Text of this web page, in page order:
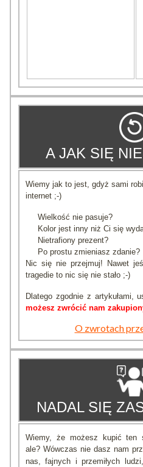
A JAK SIĘ
Wiemy jak to jest, gdyż sami
internet ;-)
Wielkość nie pasuje?
Kolor jest inny niż Ci się
Nietrafiony prezent?
Po prostu zmieniasz zdanie?
Nic się nie przejmuj! Nawet
tragedie to nic się nie stało ;-)
Dlatego zgodnie z artykułami,
możesz zwrócić nam
O zwrotach
NADAL SIĘ
Wiemy, że możesz kupić ten
ale? Wówczas nie dasz nam
nas, fajnych i przemiłych